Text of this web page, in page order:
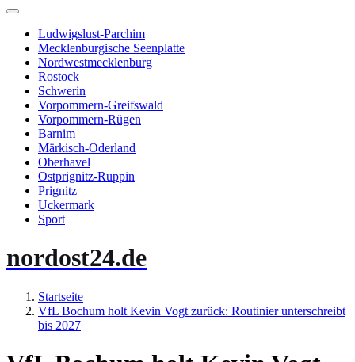
Ludwigslust-Parchim
Mecklenburgische Seenplatte
Nordwestmecklenburg
Rostock
Schwerin
Vorpommern-Greifswald
Vorpommern-Rügen
Barnim
Märkisch-Oderland
Oberhavel
Ostprignitz-Ruppin
Prignitz
Uckermark
Sport
nordost24.de
Startseite
VfL Bochum holt Kevin Vogt zurück: Routinier unterschreibt
bis 2027